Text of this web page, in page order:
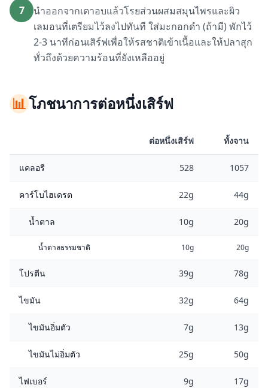
7
นำออกจากเตาอบแล้วโรยส่วนผสมสมุนไพรและผิว
เลมอนที่เตรียมไว้ลงไปทันที ใส่มะกอกดำ (ถ้ามี) พักไว้
2-3 นาทีก่อนเสิร์ฟเพื่อให้รสชาติเข้าเนื้อและให้ปลาสุก
ทั่วถึงด้วยความร้อนที่ยังเหลืออยู่
📊โภชนาการต่อหนึ่งเสิร์ฟ
ต่อหนึ่งเสิร์ฟ ทั้งจาน
แคลอรี 528 1057
คาร์โบไฮเดรต 22g 44g
น้ำตาล 10g 20g
น้ำตาลธรรมชาติ 10g 20g
โปรตีน 39g 78g
ไขมัน 32g 64g
ไขมันอิ่มตัว 7g 13g
ไขมันไม่อิ่มตัว 25g 50g
ไฟเบอร์ 9g 17g